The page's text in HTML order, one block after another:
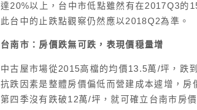
達20%以上，台中市低點雖然有在2017Q3的
此台中的止跌點觀察仍然應以2018Q2為準。
台南市：房價跌無可跌，表現價穏量增
中古屋市場從2015高檔的均價13.5萬/坪，跌
抗跌因素是整體房價偏低而營建成本遽增，
第四季沒有跌破12萬/坪，就可確立台南市房